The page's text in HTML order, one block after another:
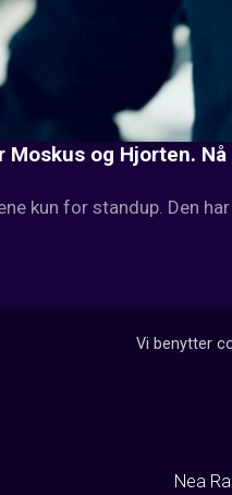
og Hjorten. Nå
kun for standup. Den
Vi benytter
Nea